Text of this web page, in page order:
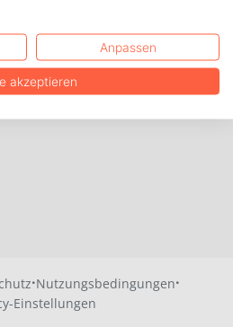
·Nutzungsbedingungen·
Einstellungen
Anpassen
akzeptieren